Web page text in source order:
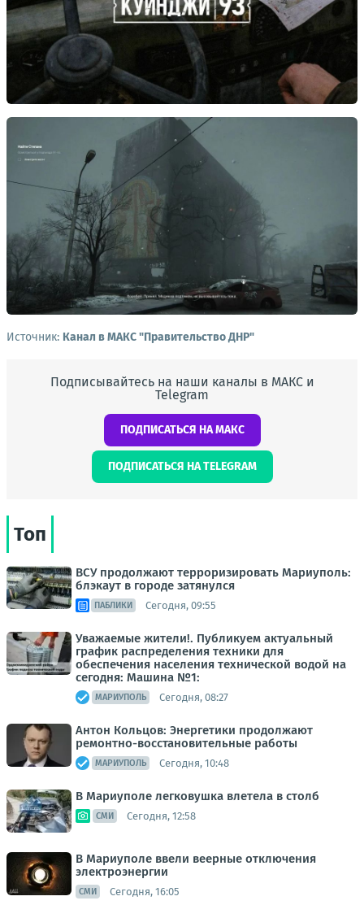
Источник: Канал в МАКС "Правительство ДНР"
Подписывайтесь на наши каналы в МАКС и
Telegram
ПОДПИСАТЬСЯ НА МАКС
ПОДПИСАТЬСЯ НА TELEGRAM
Топ
ВСУ продолжают терроризировать Мариуполь:
блэкаут в городе затянулся
ПАБЛИКИ Сегодня, 09:55
Уважаемые жители!. Публикуем актуальный
график распределения техники для
обеспечения населения технической водой на
сегодня: Машина №1:
МАРИУПОЛЬ Сегодня, 08:27
Антон Кольцов: Энергетики продолжают
ремонтно-восстановительные работы
МАРИУПОЛЬ Сегодня, 10:48
В Мариуполе легковушка влетела в столб
СМИ Сегодня, 12:58
В Мариуполе ввели веерные отключения
электроэнергии
СМИ Сегодня, 16:05